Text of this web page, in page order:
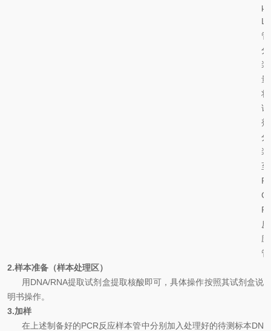
μ
L/
管
分
装
量
将
试
剂
分
装
至
P
C
R
反
应
2.样本准备（样本处理区）
用DNA/RNA提取试剂盒提取核酸即可 ，具体操作按照其试剂盒说
明书操作。
3.加样
在上述制备好的PCR反应样本管中分别加入处理好的待测标本DN